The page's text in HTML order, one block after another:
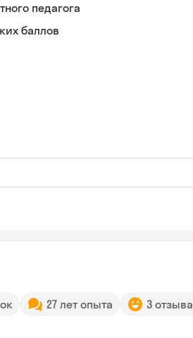
педагога
баллов
27 лет опыта 3 отзыва